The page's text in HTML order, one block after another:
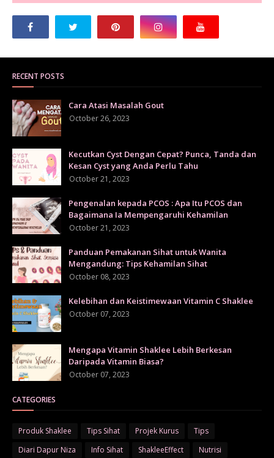
RECENT POSTS
Cara Atasi Masalah Gout
October 26, 2023
Kecutkan Cyst Dengan Cepat? Punca, Tanda dan
Kesan Cyst yang Anda Perlu Tahu
October 21, 2023
Pengenalan kepada PCOS : Apa Itu PCOS dan
Bagaimana Ia Mempengaruhi Kehamilan
October 21, 2023
Panduan Pemakanan Sihat untuk Wanita
Mengandung: Tips Kehamilan Sihat
October 08, 2023
Kelebihan dan Keistimewaan Vitamin C Shaklee
October 07, 2023
Mengapa Vitamin Shaklee Lebih Berkesan
Daripada Vitamin Biasa?
October 07, 2023
CATEGORIES
Produk Shaklee Tips Sihat Projek Kurus
Tips
Diari Dapur Niza
Info Sihat ShakleeEffect
Nutrisi